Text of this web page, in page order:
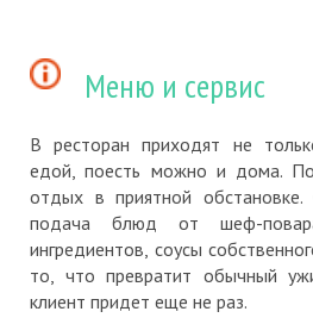
Меню и сервис
В ресторан приходят не
едой, поесть можно и дома.
отдых в приятной
подача блюд от шеф-
ингредиентов, соусы
то, что превратит обычный
клиент придет еще не раз.